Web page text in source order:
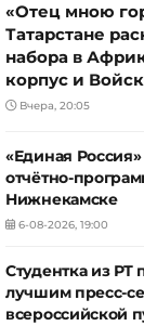
«Отец мною
Татарстане
набора в
корпус и
Вчера, 20:05
«Единая
отчётно-
Нижнекамске
6-08-2026, 19:00
Студентка из РТ
лучшим пресс-
всероссийской